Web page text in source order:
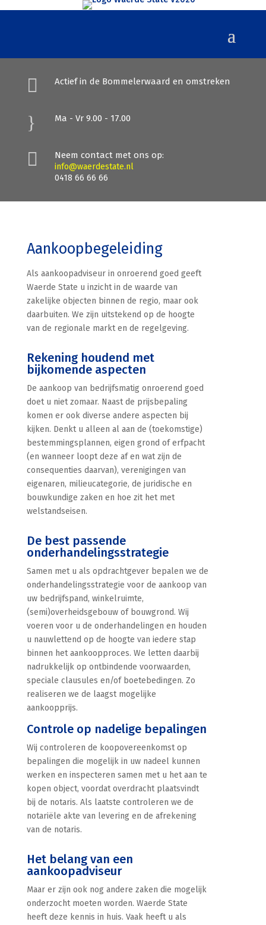
 Actief in de Bommelerwaard en omstreken
} Ma - Vr 9.00 - 17.00
 Neem contact met ons op:
info@waerdestate.nl
0418 66 66 66
Aankoopbegeleiding
Als aankoopadviseur in onroerend goed geeft
Waerde State u inzicht in de waarde van
zakelijke objecten binnen de regio, maar ook
daarbuiten. We zijn uitstekend op de hoogte
van de regionale markt en de regelgeving.
Rekening houdend met
bijkomende aspecten
De aankoop van bedrijfsmatig onroerend goed
doet u niet zomaar. Naast de prijsbepaling
komen er ook diverse andere aspecten bij
kijken. Denkt u alleen al aan de (toekomstige)
bestemmingsplannen, eigen grond of erfpacht
(en wanneer loopt deze af en wat zijn de
consequenties daarvan), verenigingen van
eigenaren, milieucategorie, de juridische en
bouwkundige zaken en hoe zit het met
welstandseisen.
De best passende
onderhandelingsstrategie
Samen met u als opdrachtgever bepalen we de
onderhandelingsstrategie voor de aankoop van
uw bedrijfspand, winkelruimte,
(semi)overheidsgebouw of bouwgrond. Wij
voeren voor u de onderhandelingen en houden
u nauwlettend op de hoogte van iedere stap
binnen het aankoopproces. We letten daarbij
nadrukkelijk op ontbindende voorwaarden,
speciale clausules en/of boetebedingen. Zo
realiseren we de laagst mogelijke
aankoopprijs.
Controle op nadelige bepalingen
Wij controleren de koopovereenkomst op
bepalingen die mogelijk in uw nadeel kunnen
werken en inspecteren samen met u het aan te
kopen object, voordat overdracht plaatsvindt
bij de notaris. Als laatste controleren we de
notariële akte van levering en de afrekening
van de notaris.
Het belang van een
aankoopadviseur
Maar er zijn ook nog andere zaken die mogelijk
onderzocht moeten worden. Waerde State
heeft deze kennis in huis. Vaak heeft u als